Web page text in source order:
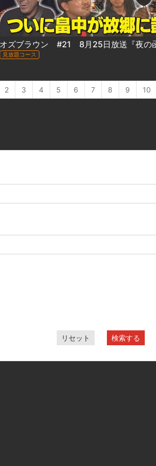
見放題コース
2 3 4 5 6 7 8 9 10
リセット 検索する